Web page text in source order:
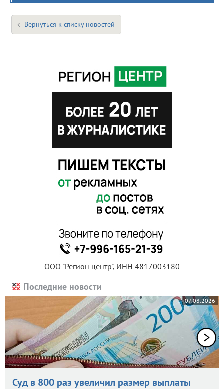
Вернуться к списку новостей
ООО "Регион центр", ИНН 4817003180
Последние новости
07.08.2026
Суд в 800 раз увеличил размер выплаты